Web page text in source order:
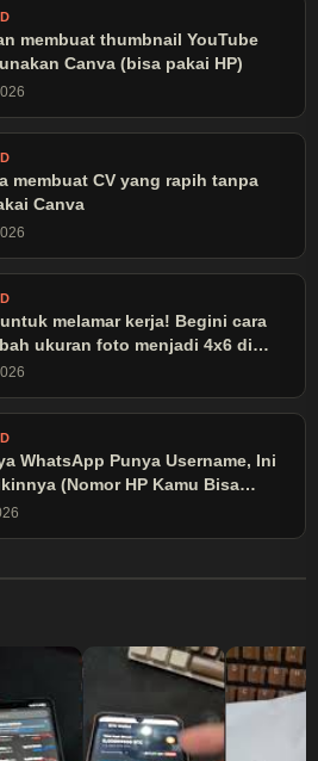
membuat thumbnail YouTube
Canva (bisa pakai HP)
membuat CV yang rapih tanpa
Canva
melamar kerja! Begini cara
ukuran foto menjadi 4x6 di
WhatsApp Punya Username, Ini
(Nomor HP Kamu Bisa